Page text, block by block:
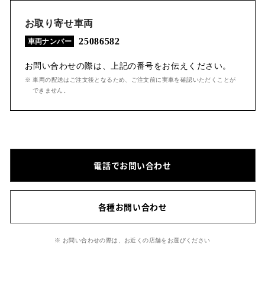
お取り寄せ車両
車両ナンバー 25086582
お問い合わせの際は、上記の番号をお伝えください。
※ 車両の配送はご注文後となるため、ご注文前に実車を確認いただくことが
できません。
電話でお問い合わせ
各種お問い合わせ
※ お問い合わせの際は、お近くの店舗をお選びください